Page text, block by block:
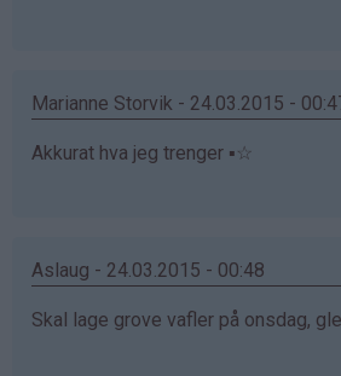
Marianne Storvik - 24.03.2015 -
Akkurat hva jeg trenger ▪☆
Aslaug - 24.03.2015 - 00:48
Skal lage grove vafler på onsdag,